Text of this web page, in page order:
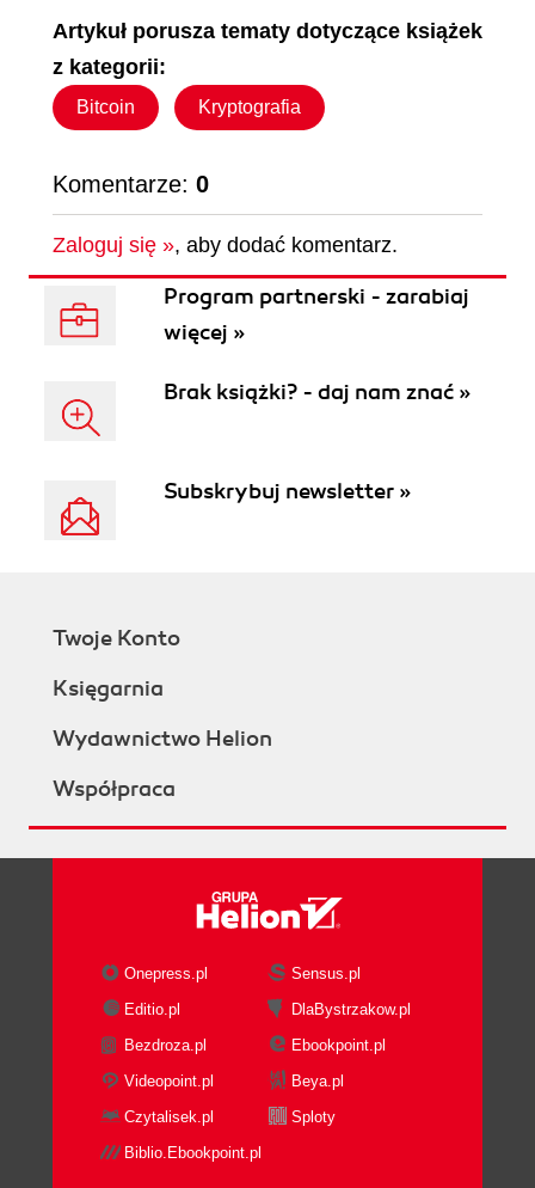
Artykuł porusza tematy dotyczące książek
z kategorii:
Bitcoin Kryptografia
Komentarze: 0
Zaloguj się », aby dodać komentarz.
Program partnerski - zarabiaj
więcej »
Brak książki? - daj nam znać »
Subskrybuj newsletter »
Twoje Konto
Księgarnia
Wydawnictwo Helion
Współpraca
Onepress.pl
Sensus.pl
Editio.pl
DlaBystrzakow.pl
Bezdroza.pl
Ebookpoint.pl
Videopoint.pl
Beya.pl
Czytalisek.pl
Sploty
Biblio.Ebookpoint.pl